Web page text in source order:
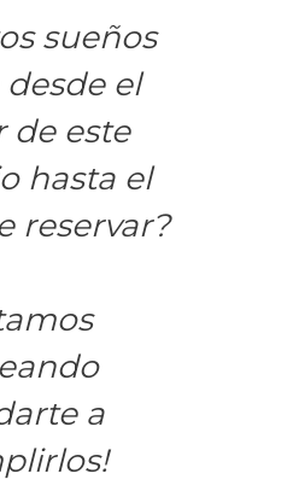
sueños
el
de este
hasta el
reservar?
a